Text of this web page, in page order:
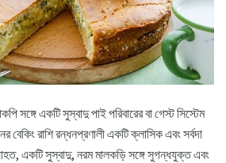
সঙ্গে একটি সুস্বাদু পাই পরিবারের বা গেস্ট সিস্টেম
বেকিং রাশি রন্ধনপ্রণালী একটি ক্লাসিক এবং সর্বদা
একটি সুস্বাদু, নরম মালকড়ি সঙ্গে সুগন্ধযুক্ত এবং